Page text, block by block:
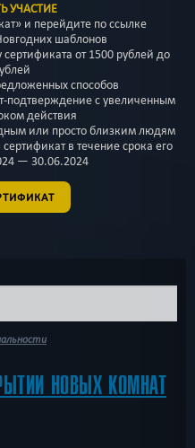
УЧАСТИЕ
и перейдите по ссылке
шаблонов
от 1500 рублей до
способов
подтверждение с увеличенным
действия
или просто близким людям
в течение срока его
— 30.06.2024
НОВЫХ КОМНАТ